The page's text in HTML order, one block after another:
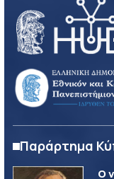
Παράρτημα
Ο